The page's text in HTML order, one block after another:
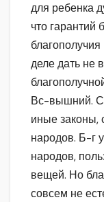
для ребенка
что гарантий
деле дать не
Вс-вышний.
иные законы,
народов. Б-г
народов,
вещей. Но
совсем не